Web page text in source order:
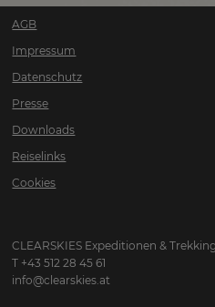
AGB
Impressum
Datenschutz
Presse
Downloads
Reiselinks
Cookies
CLEARSKIES Expeditionen & Trekking
T +43 512 28 45 61
info@clearskies.at